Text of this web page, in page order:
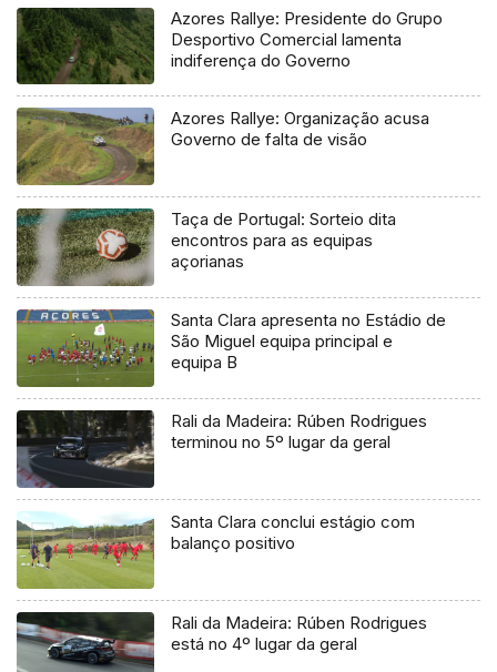
Azores Rallye: Presidente do Grupo
Desportivo Comercial lamenta
indiferença do Governo
Azores Rallye: Organização acusa
Governo de falta de visão
Taça de Portugal: Sorteio dita
encontros para as equipas
açorianas
Santa Clara apresenta no Estádio de
São Miguel equipa principal e
equipa B
Rali da Madeira: Rúben Rodrigues
terminou no 5º lugar da geral
Santa Clara conclui estágio com
balanço positivo
Rali da Madeira: Rúben Rodrigues
está no 4º lugar da geral